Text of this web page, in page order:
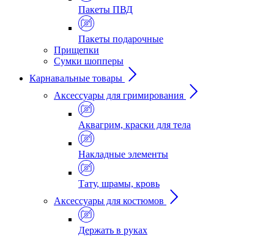
Пакеты ПВД
Пакеты подарочные
Прищепки
Сумки шопперы
Карнавальные товары
Аксессуары для гримирования
Аквагрим, краски для тела
Накладные элементы
Тату, шрамы, кровь
Аксессуары для костюмов
Держать в руках